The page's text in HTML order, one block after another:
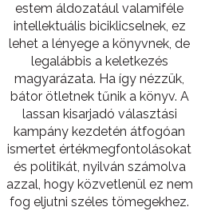
estem áldozatául valamiféle
intellektuális biciklicselnek, ez
lehet a lényege a könyvnek, de
legalábbis a keletkezés
magyarázata. Ha így nézzük,
bátor ötletnek tűnik a könyv. A
lassan kisarjadó választási
kampány kezdetén átfogóan
ismertet értékmegfontolásokat
és politikát, nyilván számolva
azzal, hogy közvetlenül ez nem
fog eljutni széles tömegekhez.